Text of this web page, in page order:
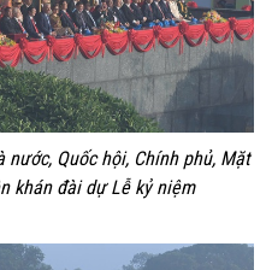
Quốc hội, Chính phủ, Mặt
khán đài dự Lễ kỷ niệm